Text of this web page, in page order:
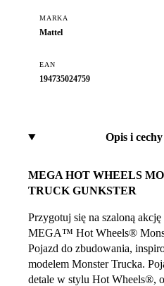
MARKA
Mattel
EAN
194735024759
Opis i
MEGA HOT WHEELS
TRUCK GUNKSTER
Przygotuj się na szaloną
MEGA™ Hot Wheels®
Pojazd do zbudowania,
modelem Monster Trucka.
detale w stylu Hot Wheels®,